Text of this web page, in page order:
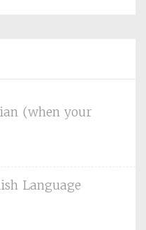
(when your
Language